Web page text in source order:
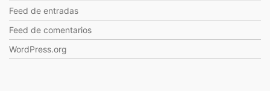
Feed de entradas
Feed de comentarios
WordPress.org